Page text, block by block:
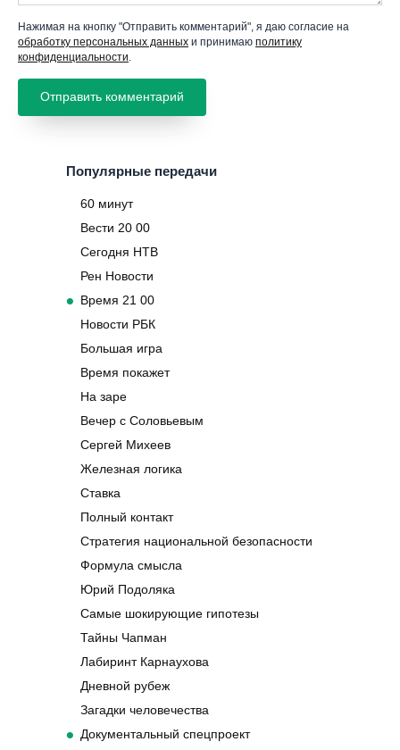
Нажимая на кнопку "Отправить комментарий", я даю согласие на
обработку персональных данных и принимаю политику
конфиденциальности
Популярные передачи
60 минут
Вести 20 00
Сегодня НТВ
Рен Новости
Время 21 00
Новости РБК
Большая игра
Время покажет
На заре
Вечер с Соловьевым
Сергей Михеев
Железная логика
Ставка
Полный контакт
Стратегия национальной безопасности
Формула смысла
Юрий Подоляка
Самые шокирующие гипотезы
Тайны Чапман
Лабиринт Карнаухова
Дневной рубеж
Загадки человечества
Документальный спецпроект